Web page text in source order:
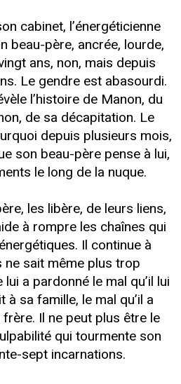
cabinet, l’énergéticienne
beau-père, ancrée, lourde,
ans, non, mais depuis
Le gendre est abasourdi.
l’histoire de Manon, du
de sa décapitation. Le
depuis plusieurs mois,
son beau-père pense à lui,
le long de la nuque.
les libère, de leurs liens,
à rompre les chaînes qui
Il continue à
ne sait même plus trop
a pardonné le mal qu’il lui
à sa famille, le mal qu’il a
Il ne peut plus être le
qui tourmente son
sept incarnations.